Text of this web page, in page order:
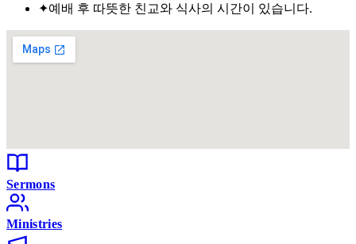
✦예배 후 따뜻한 친교와 식사의 시간이 있습니다.
Sermons
Ministries